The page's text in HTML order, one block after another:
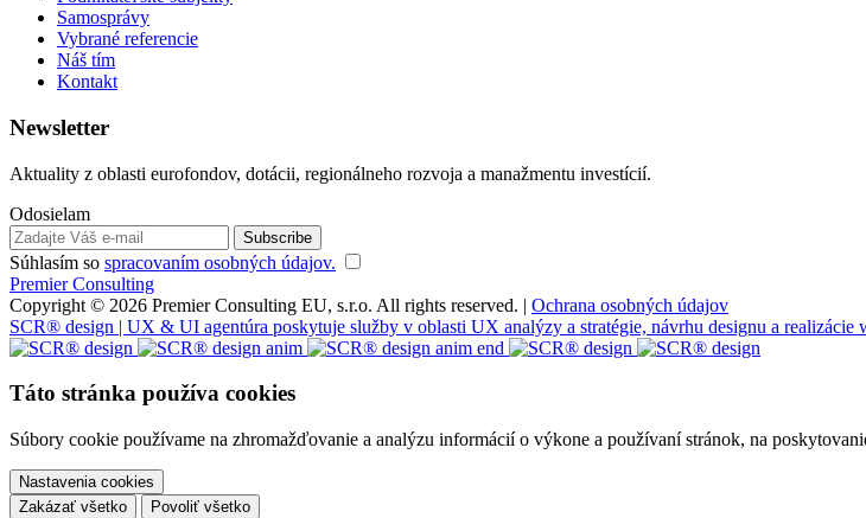
Samosprávy
Vybrané referencie
Náš tím
Kontakt
Newsletter
Aktuality z oblasti eurofondov, dotácii, regionálneho rozvoja a manažmentu investícií.
Odosielam
Súhlasím so spracovaním osobných údajov.
Premier Consulting
Copyright © 2026 Premier Consulting EU, s.r.o. All rights reserved. | Ochrana osobných údajov
SCR® design | UX & UI agentúra poskytuje služby v oblasti UX analýzy a stratégie, návrhu designu a
Táto stránka používa cookies
Súbory cookie používame na zhromažďovanie a analýzu informácií o výkone a používaní stránok, na
Nastavenia cookies
Zakázať všetko
Povoliť všetko